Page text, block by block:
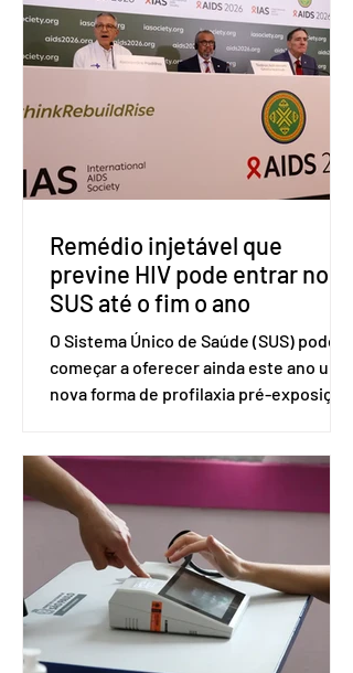
tarifárias adotadas pelo país norte-
americano com base na Seção 301 da
Lei de Comércio de 1974. Segundo nota
divulgada pelo Ministério das Relações
Exteriores, o Brasil considera que as
incompatíveis com as obrigações
assumidas pelos Estados Unid
Remédio injetável que
previne HIV pode entrar no
SUS até o fim o ano
O Sistema Único de Saúde (SUS) pode
começar a oferecer ainda este ano uma
nova forma de profilaxia pré-exposição
medicamento carbotegravir, que
impede a replicação do vírus de forma
prolongada e pode ser tomado a cada
dois meses. O pedido de inclusão vai
ser encaminhado pelo Ministério da
Saúde à Comissão Nacional de
Incorporação de Novas Tecnologias no
SUS (Conitec) na semana que vem. A